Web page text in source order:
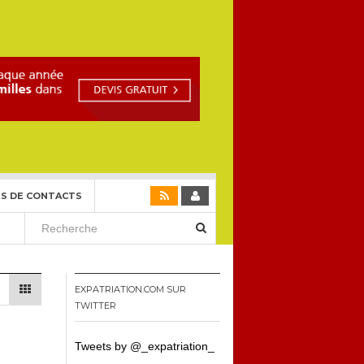
DE CONTACTS
EXPATRIATION.COM SUR
TWITTER
Tweets by @_expatriation_